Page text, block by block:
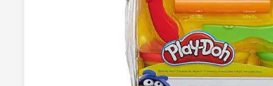
Nerf
Silahlar
Silah Setleri
Kılıç Setleri
Ok Setleri